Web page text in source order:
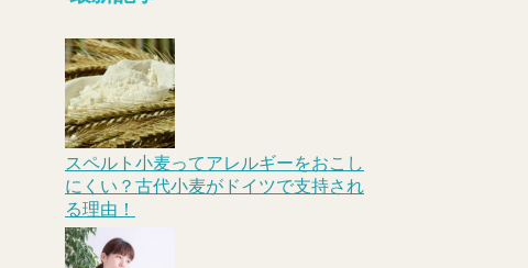
スペルト小麦ってアレルギーをおこし
にくい？古代小麦がドイツで支持され
る理由！